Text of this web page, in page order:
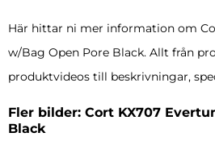
Här hittar ni mer information om
w/Bag Open Pore Black. Allt från
produktvideos till beskrivningar,
Fler bilder: Cort KX707
Black